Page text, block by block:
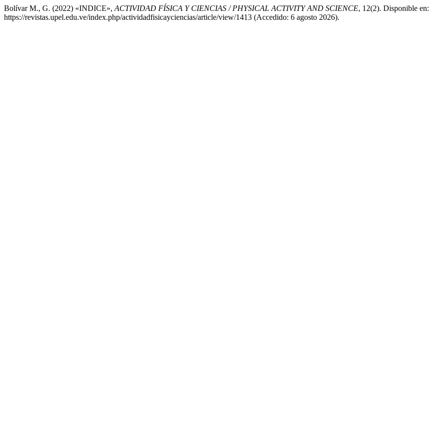
Bolívar M., G. (2022) «INDICE», ACTIVIDAD FÍSICA Y CIENCIAS / PHYSICAL ACTIVITY AND SCIENCE, 12(2). Disponible en:
https://revistas.upel.edu.ve/index.php/actividadfisicayciencias/article/view/1413 (Accedido: 6 agosto 2026).